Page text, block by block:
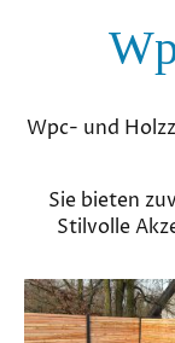
Wpc- und
Sie bieten
Stilvolle